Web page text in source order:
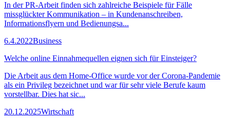
In der PR-Arbeit finden sich zahlreiche Beispiele für Fälle
missglückter Kommunikation – in Kundenanschreiben,
Informationsflyern und Bedienungsa...
6.4.2022Business
Welche online Einnahmequellen eignen sich für Einsteiger?
Die Arbeit aus dem Home-Office wurde vor der Corona-Pandemie
als ein Privileg bezeichnet und war für sehr viele Berufe kaum
vorstellbar. Dies hat sic...
20.12.2025Wirtschaft